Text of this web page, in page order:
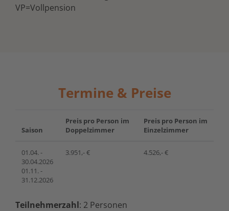
VP=Vollpension
Termine & Preise
Saison
Preis pro Person im
Doppelzimmer
Preis pro Person im
Einzelzimmer
01.04. -
30.04.2026
01.11. -
31.12.2026
3.951,- € 4.526,- €
Teilnehmerzahl: 2 Personen